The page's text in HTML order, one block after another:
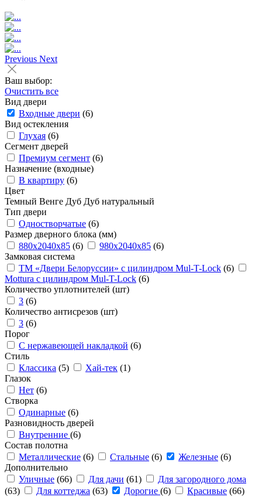
Previous Next
Ваш выбор:
Очистить все
Вид двери
Входные двери (6)
Вид остекления
Глухая (6)
Сегмент дверей
Премиум сегмент (6)
Назначение (входные)
В квартиру (6)
Цвет
Темный Венге Дуб Дуб натуральный
Тип двери
Одностворчатые (6)
Размер дверного блока (мм)
880x2040x85 (6) 980x2040x85 (6)
Замковая система
ТМ «Двери Белоруссии» с цилиндром Mul-T-Lock (6)
Mottura с цилиндром Mul-T-Lock (6)
Количество уплотнителей (шт)
3 (6)
Количество антисрезов (шт)
3 (6)
Порог
С нержавеющей накладкой (6)
Стиль
Классика (5) Хай-тек (1)
Глазок
Нет (6)
Створка
Одинарные (6)
Разновидность дверей
Внутренние (6)
Состав полотна
Металлические (6) Стальные (6) Железные (6)
Дополнительно
Уличные (66) Для дачи (61)
Для загородного дома
(63)
Для коттеджа (63) Дорогие (6) Красивые (66)